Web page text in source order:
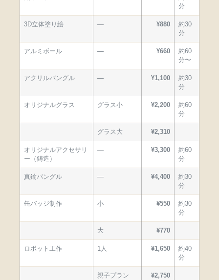
分
3D立体塗り絵 — ¥880
約30
分
アルミボール — ¥660
約60
分〜
アクリルバングル — ¥1,100
約30
分
オリジナルグラス グラス小 ¥2,200
約60
分
グラス大 ¥2,310
オリジナルアクセサリ
ー（鋳造）
— ¥3,300
約60
分
真鍮バングル — ¥4,400
約30
分
缶バッジ制作 小 ¥550
約30
分
大 ¥770
ロボット工作 1人 ¥1,650
約40
分
親子プラン
¥2,750